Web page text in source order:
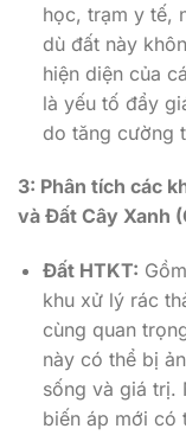
học, trạm y tế,
dù đất này
hiện diện của
là yếu tố đẩy
do tăng cường
3: Phân tích các
và Đất Cây Xanh
Đất HTKT:
khu xử lý rác
cùng quan
này có thể bị
sống và giá trị.
biến áp mới có